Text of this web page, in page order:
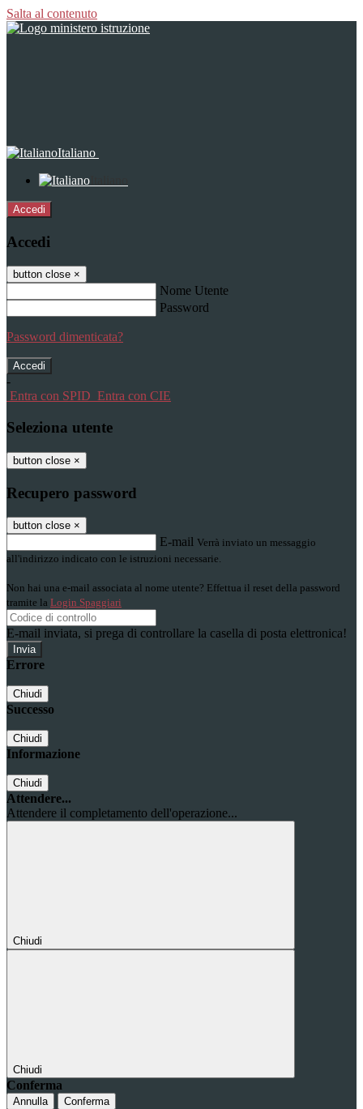
Salta al contenuto
Italiano
Accedi
Accedi
button close ×
Nome Utente
Password
Password dimenticata?
-
Entra con SPID Entra con CIE
Seleziona utente
button close ×
Recupero password
button close ×
E-mail Verrà inviato un messaggio
all'indirizzo indicato con le istruzioni necessarie.
Non hai una e-mail associata al nome utente? Effettua il reset della password
tramite la Login Spaggiari
E-mail inviata, si prega di controllare la casella di posta elettronica!
Errore
Chiudi
Successo
Chiudi
Informazione
Chiudi
Attendere...
Attendere il completamento dell'operazione...
Chiudi
Chiudi
Conferma
Annulla Conferma